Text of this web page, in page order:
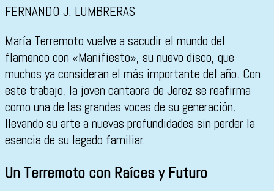
FERNANDO J. LUMBRERAS
María Terremoto vuelve a sacudir el mundo del
flamenco con «Manifiesto», su nuevo disco, que
muchos ya consideran el más importante del año. Con
este trabajo, la joven cantaora de Jerez se reafirma
como una de las grandes voces de su generación,
llevando su arte a nuevas profundidades sin perder la
esencia de su legado familiar.
Un Terremoto con Raíces y Futuro